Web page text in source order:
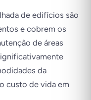
de edifícios são
e cobrem os
de áreas
da
custo de vida em